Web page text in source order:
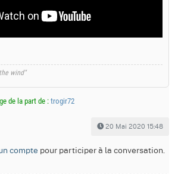
wind"
de la part de :trogir72
20 Mai 2020 15:48
compte pour participer à la conversation.